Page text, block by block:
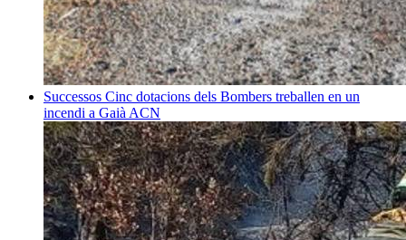
Successos Cinc dotacions dels Bombers treballen en un
incendi a Gaià ACN